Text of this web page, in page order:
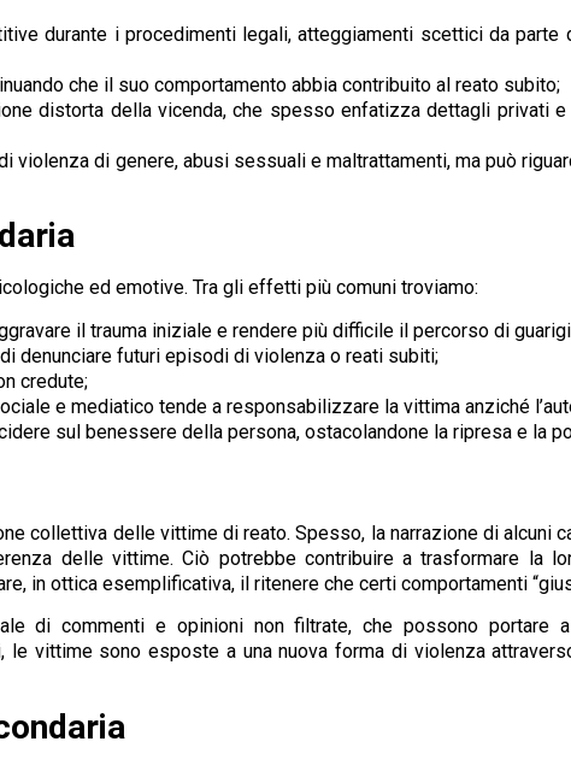
durante i procedimenti legali, atteggiamenti scettici da
che il suo comportamento abbia contribuito al reato subito;
distorta della vicenda, che spesso enfatizza dettagli privati
di genere, abusi sessuali e maltrattamenti, ma può
ed emotive. Tra gli effetti più comuni troviamo:
il trauma iniziale e rendere più difficile il percorso di
denunciare futuri episodi di violenza o reati subiti;
credute;
e mediatico tende a responsabilizzare la vittima anziché
sul benessere della persona, ostacolandone la ripresa e la
collettiva delle vittime di reato. Spesso, la narrazione di alcuni
delle vittime. Ciò potrebbe contribuire a trasformare la
in ottica esemplificativa, il ritenere che certi comportamenti
di commenti e opinioni non filtrate, che possono portare
vittime sono esposte a una nuova forma di violenza